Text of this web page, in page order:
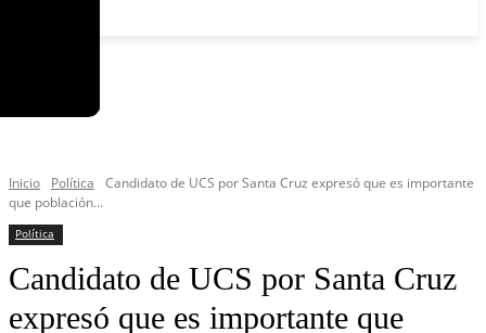
Inicio Política
Candidato de UCS por Santa Cruz expresó que es importante
que población...
Política
Candidato de UCS por Santa Cruz
expresó que es importante que